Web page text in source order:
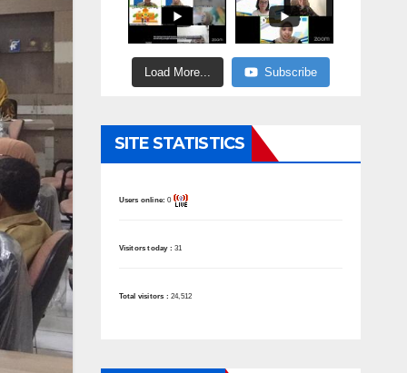
Load More... Subscribe
SITE STATISTICS
Users online:0
Visitors today : 31
Total visitors : 24,512